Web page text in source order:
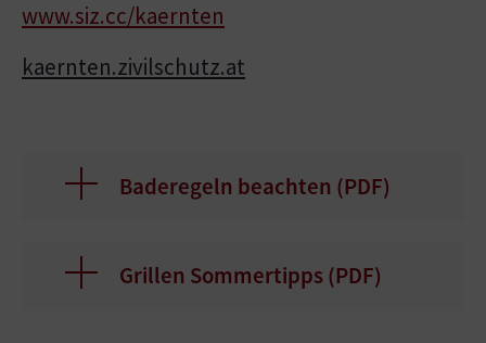
www.siz.cc/kaernten
kaernten.zivilschutz.at
Baderegeln beachten (PDF)
Grillen Sommertipps (PDF)